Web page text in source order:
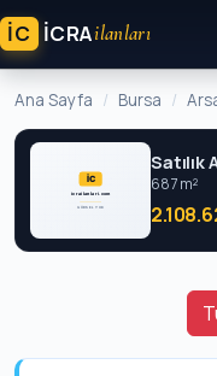
İC ICRAilanları
Ana Sayfa Bursa
Satılık
687 m²